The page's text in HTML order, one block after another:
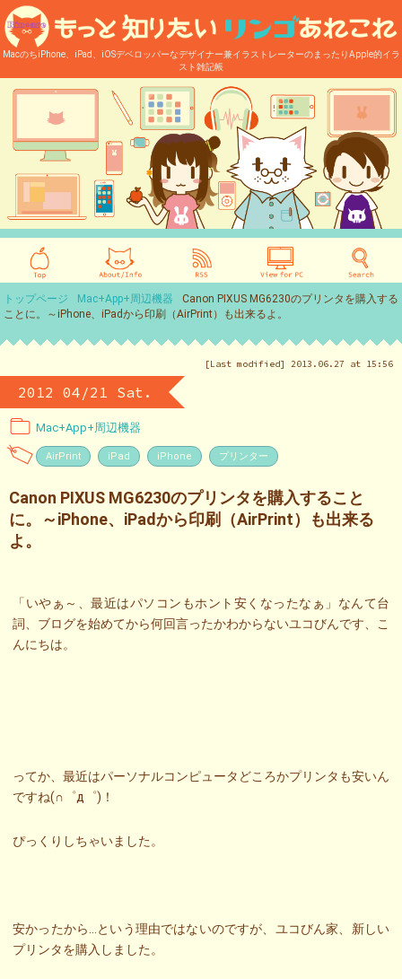
MacのちiPhone、iPad、iOSデベロッパーなデザイナー兼イラストレーターのまったりApple的イラ
スト雑記帳
トップページ Mac+App+周辺機器
Canon PIXUS MG6230のプリンタを購入する
ことに。～iPhone、iPadから印刷（AirPrint）も出来るよ。
[Last modified] 2013.06.27 at 15:56
2012 04/21 Sat.
Mac+App+周辺機器
AirPrint iPad iPhone プリンター
Canon PIXUS MG6230のプリンタを購入すること
に。～iPhone、iPadから印刷（AirPrint）も出来る
よ。
「いやぁ～、最近はパソコンもホント安くなったなぁ」なんて台
詞、ブログを始めてから何回言ったかわからないユコびんです、こ
んにちは。
ってか、最近はパーソナルコンピュータどころかプリンタも安いん
ですね(∩゜д゜)！
ぴっくりしちゃいました。
安かったから…という理由ではないのですが、ユコびん家、新しい
プリンタを購入しました。